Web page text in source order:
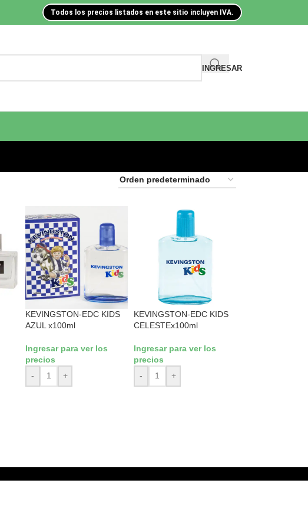
Todos los precios listados en este sitio incluyen IVA.
INGRESAR
KEVINGSTON-EDC KIDS
AZUL x100ml
Ingresar para ver los
precios
-
+
KEVINGSTON-EDC KIDS
CELESTEx100ml
Ingresar para ver los
precios
-
+